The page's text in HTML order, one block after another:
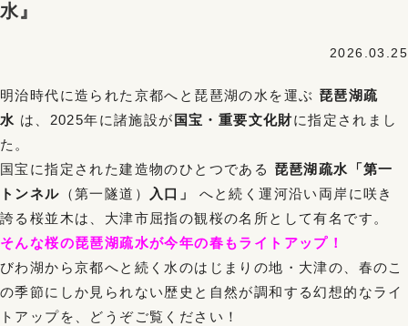
水』
2026.03.25
明治時代に造られた京都へと琵琶湖の水を運ぶ 琵琶湖疏
水 は、2025年に諸施設が 国宝・重要文化財に指定されまし
た。
国宝に指定された建造物のひとつである 琵琶湖疏水「第一
トンネル （第一隧道） 入口」
へと続く運河沿い両岸に咲き
誇る桜並木は、大津市屈指の観桜の名所として有名です。
そんな桜の琵琶湖疏水が今年の春もライトアップ！
びわ湖から京都へと続く水のはじまりの地・大津の、春のこ
の季節にしか見られない歴史と自然が調和する幻想的なライ
トアップを、どうぞご覧ください！